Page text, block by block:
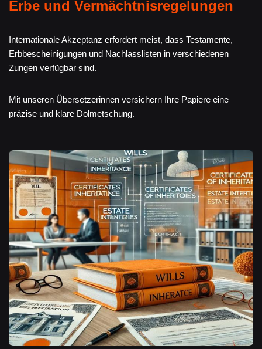
Erbe und Vermächtnisregelungen
Internationale Akzeptanz erfordert meist, dass Testamente,
Erbbescheinigungen und Nachlasslisten in verschiedenen
Zungen verfügbar sind.
Mit unseren Übersetzerinnen versichern Ihre Papiere eine
präzise und klare Dolmetschung.